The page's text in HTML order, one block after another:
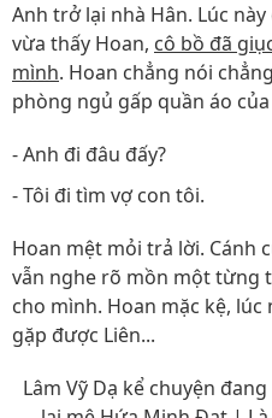
Anh trở lại nhà Hân. Lúc
vừa thấy Hoan, cô bồ đã
mình. Hoan chẳng nói
phòng ngủ gấp quần áo
- Anh đi đâu đấy?
- Tôi đi tìm vợ con tôi.
Hoan mệt mỏi trả lời. Cánh
vẫn nghe rõ mồn một từng
cho mình. Hoan mặc kệ,
gặp được Liên...
Lâm Vỹ Dạ kể chuyện